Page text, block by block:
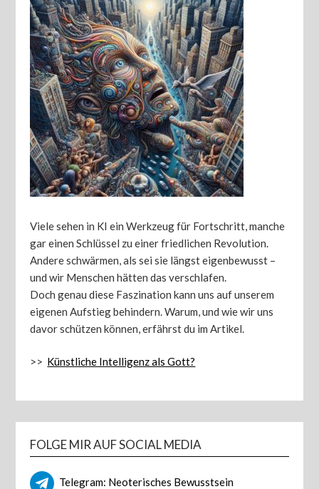
Viele sehen in KI ein Werkzeug für Fortschritt, manche
gar einen Schlüssel zu einer friedlichen Revolution.
Andere schwärmen, als sei sie längst eigenbewusst –
und wir Menschen hätten das verschlafen.
Doch genau diese Faszination kann uns auf unserem
eigenen Aufstieg behindern. Warum, und wie wir uns
davor schützen können, erfährst du im Artikel.
>> Künstliche Intelligenz als Gott?
FOLGE MIR AUF SOCIAL MEDIA
Telegram: Neoterisches Bewusstsein